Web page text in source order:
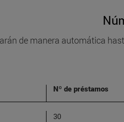
de manera automática
Nº de préstamos
30